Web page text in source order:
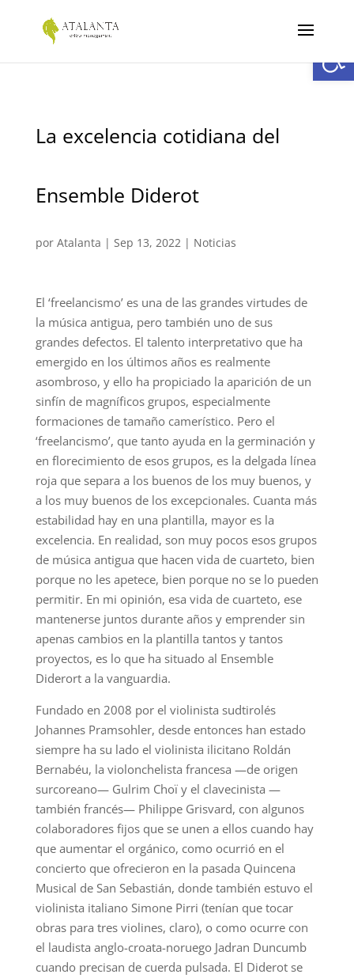
La excelencia cotidiana del
Ensemble Diderot
por Atalanta | Sep 13, 2022| Noticias
El ‘freelancismo’ es una de las grandes virtudes de
la música antigua, pero también uno de sus
grandes defectos. El talento interpretativo que ha
emergido en los últimos años es realmente
asombroso, y ello ha propiciado la aparición de un
sinfín de magníficos grupos, especialmente
formaciones de tamaño camerístico. Pero el
‘freelancismo’, que tanto ayuda en la germinación y
en florecimiento de esos grupos, es la delgada línea
roja que separa a los buenos de los muy buenos, y
a los muy buenos de los excepcionales. Cuanta más
estabilidad hay en una plantilla, mayor es la
excelencia. En realidad, son muy pocos esos grupos
de música antigua que hacen vida de cuarteto, bien
porque no les apetece, bien porque no se lo pueden
permitir. En mi opinión, esa vida de cuarteto, ese
mantenerse juntos durante años y emprender sin
apenas cambios en la plantilla tantos y tantos
proyectos, es lo que ha situado al Ensemble
Diderort a la vanguardia.
Fundado en 2008 por el violinista sudtirolés
Johannes Pramsohler, desde entonces han estado
siempre ha su lado el violinista ilicitano Roldán
Bernabéu, la violonchelista francesa —de origen
surcoreano— Gulrim Choï y el clavecinista —
también francés— Philippe Grisvard, con algunos
colaboradores fijos que se unen a ellos cuando hay
que aumentar el orgánico, como ocurrió en el
concierto que ofrecieron en la pasada Quincena
Musical de San Sebastián, donde también estuvo el
violinista italiano Simone Pirri (tenían que tocar
obras para tres violines, claro), o como ocurre con
el laudista anglo-croata-noruego Jadran Duncumb
cuando precisan de cuerda pulsada. El Diderot se